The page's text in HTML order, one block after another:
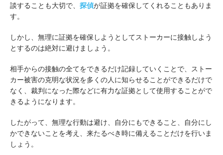
談することも大切で、 探偵が証拠を確保してくれることもありま
す。
しかし、無理に証拠を確保しようとしてストーカーに接触しよう
とするのは絶対に避けましょう。
相手からの接触の全てをできるだけ記録していくことで、ストー
カー被害の克明な状況を多くの人に知らせることができるだけで
なく、裁判になった際などに有力な証拠として使用することがで
きるようになります。
したがって、無理な行動は避け、自分にもできること、自分にし
かできないことを考え、来たるべき時に備えることだけを行いま
しょう。